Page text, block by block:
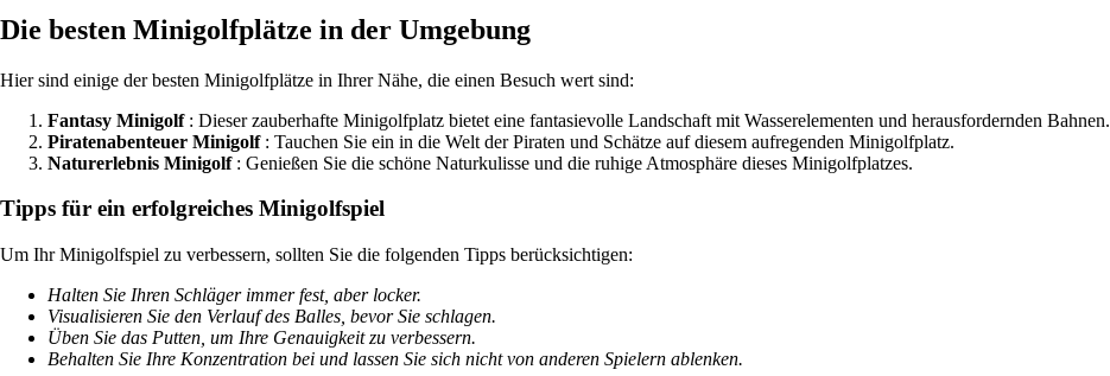
Die besten Minigolfplätze in der Umgebung
Hier sind einige der besten Minigolfplätze in Ihrer Nähe, die einen Besuch wert sind:
Fantasy Minigolf: Dieser zauberhafte Minigolfplatz bietet eine fantasievolle Landschaft mit Wasserelementen und herausfordernden Bahnen.
Piratenabenteuer Minigolf: Tauchen Sie ein in die Welt der Piraten und Schätze auf diesem aufregenden Minigolfplatz.
Naturerlebnis Minigolf: Genießen Sie die schöne Naturkulisse und die ruhige Atmosphäre dieses Minigolfplatzes.
Tipps für ein erfolgreiches Minigolfspiel
Um Ihr Minigolfspiel zu verbessern, sollten Sie die folgenden Tipps berücksichtigen:
Halten Sie Ihren Schläger immer fest, aber locker.
Visualisieren Sie den Verlauf des Balles, bevor Sie schlagen.
Üben Sie das Putten, um Ihre Genauigkeit zu verbessern.
Behalten Sie Ihre Konzentration bei und lassen Sie sich nicht von anderen Spielern ablenken.